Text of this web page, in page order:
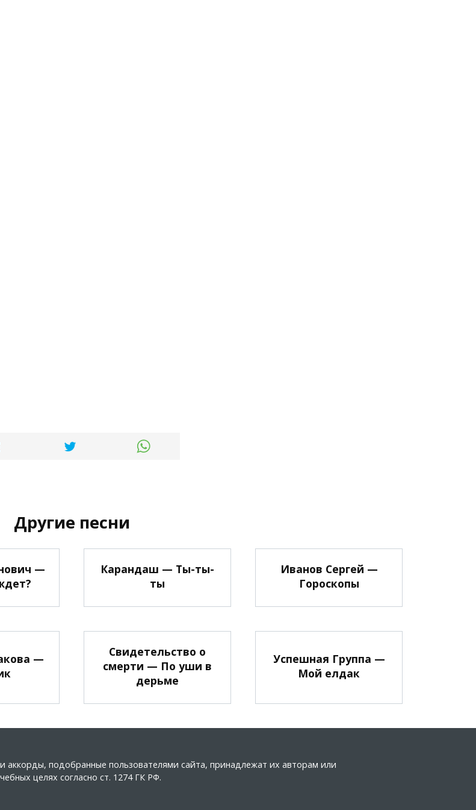
Другие песни
—
Карандаш — Ты-ты-
ты
Иванов Сергей —
Гороскопы
—
Свидетельство о
смерти — По уши в
дерьме
Успешная Группа —
Мой елдак
аккорды, подобранные пользователями сайта, принадлежат их авторам или
целях согласно ст. 1274 ГК РФ.